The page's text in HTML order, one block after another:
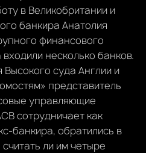
в Великобритании и
банкира Анатолия
финансового
несколько банков.
суда Англии и
представитель
управляющие
сотрудничает как
банкира, обратились в
ли им четыре